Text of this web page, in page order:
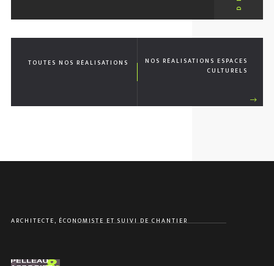
TOUTES NOS RÉALISATIONS NOS RÉALISATIONSESPACES
CULTURELS
ARCHITECTE, ÉCONOMISTE ET SUIVI DE CHANTIER